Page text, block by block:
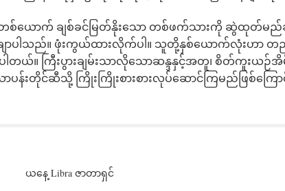
စ်ယောက် ချစ်ခင်မြတ်နိုးသော တစ်ဖက်သားကို ဆွဲထုတ်
ပါသည်။ ဖုံးကွယ်ထားလိုက်ပါ။ သူတို့နှစ်ယောက်လုံးဟာ တ
ယ်။ ကြီးပွားချမ်းသာလိုသောဆန္ဒနှင့်အတူ၊ စိတ်ကူးယဉ်
င်ဆီသို့ ကြိုးကြိုးစားစားလုပ်ဆောင်ကြမည်ဖြစ်ကြောင်
ယနေ့ Libra ဇာတာရှင်